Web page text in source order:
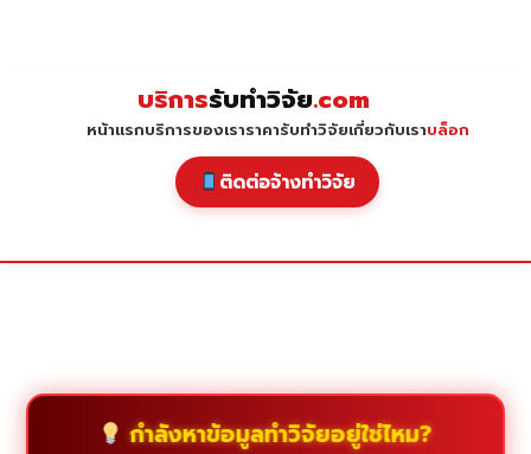
บริการรับทำวิจัย.com
หน้าแรกบริการของเราราคารับทำวิจัยเกี่ยวกับเราบล็อก
ติดต่อจ้างทำวิจัย
กำลังหาข้อมูลทำวิจัยอยู่ใช่ไหม?